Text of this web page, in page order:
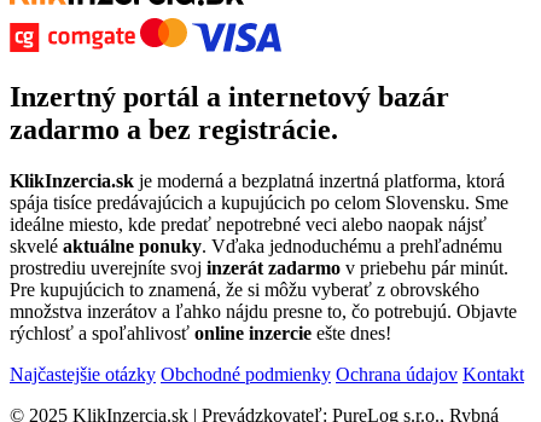
Inzertný portál a internetový bazár
zadarmo a bez registrácie.
KlikInzercia.sk je moderná a bezplatná inzertná platforma, ktorá
spája tisíce predávajúcich a kupujúcich po celom Slovensku. Sme
ideálne miesto, kde predať nepotrebné veci alebo naopak nájsť
skvelé aktuálne ponuky. Vďaka jednoduchému a prehľadnému
prostrediu uverejníte svoj inzerát zadarmo v priebehu pár minút.
Pre kupujúcich to znamená, že si môžu vyberať z obrovského
množstva inzerátov a ľahko nájdu presne to, čo potrebujú. Objavte
rýchlosť a spoľahlivosť online inzercie ešte dnes!
Najčastejšie otázky Obchodné podmienky Ochrana údajov Kontakt
© 2025 KlikInzercia.sk | Prevádzkovateľ: PureLog s.r.o., Rybná